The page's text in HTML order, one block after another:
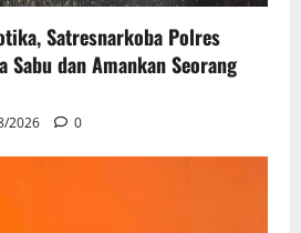
Satresnarkoba Polres
Sabu dan Amankan Seorang
2026 0